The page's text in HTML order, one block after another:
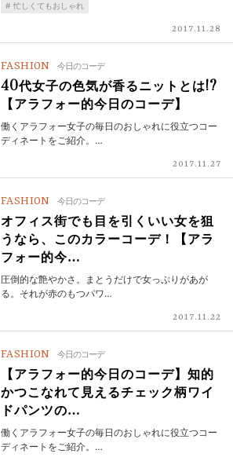
忙しくてもおしゃれ
2017.11.28
FASHION 今日のコーデ
40代女子の色気が香るニットとは!?
【アラフォー的今日のコーデ】
働くアラフォー女子の毎日のおしゃれに役立つコー
ディネートをご紹介。…
2017.11.27
FASHION 今日のコーデ
オフィス街でも目を引くいい女を狙
うなら、このカラーコーデ！【アラ
フォー的今…
圧倒的な艶やかさ。まとうだけで女っぷりがあが
る。それが赤のもつパワ…
2017.11.22
FASHION 今日のコーデ
【アラフォー的今日のコーデ】知的
かつこなれて見えるチェック柄ワイ
ドパンツの…
働くアラフォー女子の毎日のおしゃれに役立つコー
ディネートをご紹介。…